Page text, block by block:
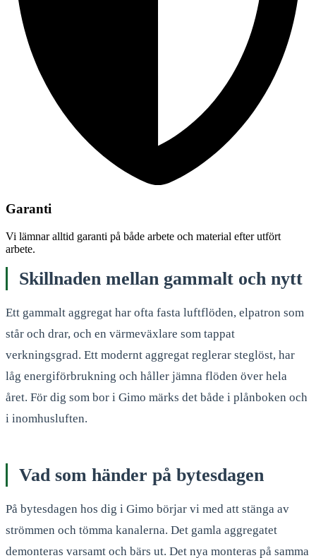
Garanti
Vi lämnar alltid garanti på både arbete och material efter utfört
arbete.
Skillnaden mellan gammalt och nytt
Ett gammalt aggregat har ofta fasta luftflöden, elpatron som
står och drar, och en värmeväxlare som tappat
verkningsgrad. Ett modernt aggregat reglerar steglöst, har
låg energiförbrukning och håller jämna flöden över hela
året. För dig som bor i Gimo märks det både i plånboken och
i inomhusluften.
Vad som händer på bytesdagen
På bytesdagen hos dig i Gimo börjar vi med att stänga av
strömmen och tömma kanalerna. Det gamla aggregatet
demonteras varsamt och bärs ut. Det nya monteras på samma